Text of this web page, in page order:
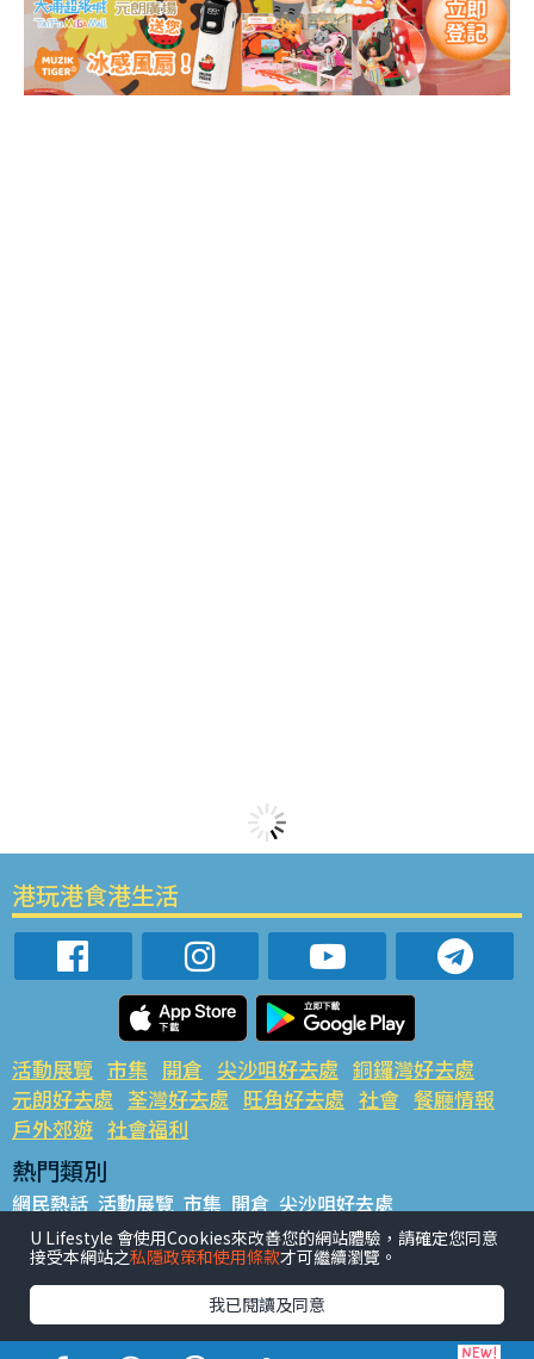
港玩港食港生活
活動展覽 市集 開倉 尖沙咀好去處 銅鑼灣好去處
元朗好去處 荃灣好去處 旺角好去處 社會 餐廳情報
戶外郊遊 社會福利
熱門類別
網民熱話 活動展覽 市集 開倉 尖沙咀好去處
銅鑼灣好去處 元朗好去處 荃灣好去處 旺角好去處 社會
餐廳情報 戶外郊遊
熱門標籤
#UGO搵好去處 #人氣活動推介 #美食社群熱話
U Lifestyle 會使用Cookies來改善您的網站體驗，請確定您同意
接受本網站之私隱政策和使用條款才可繼續瀏覽。
我已閱讀及同意